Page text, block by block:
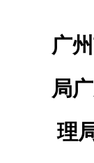
广
局
理